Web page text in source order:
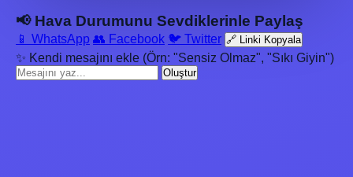
📢 Hava Durumunu Sevdiklerinle Paylaş
📱 WhatsApp 👥 Facebook 🐦 Twitter 🔗 Linki Kopyala
✨ Kendi mesajını ekle (Örn: "Sensiz Olmaz", "Sıkı Giyin")
Oluştur